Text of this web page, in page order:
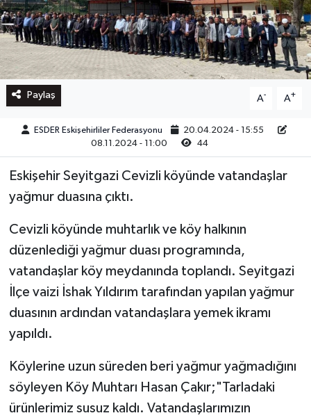
Paylaş A- A+
ESDER Eskişehirliler Federasyonu
20.04.2024 - 15:55
08.11.2024 - 11:00
44
Eskişehir Seyitgazi Cevizli köyünde vatandaşlar
yağmur duasına çıktı.
Cevizli köyünde muhtarlık ve köy halkının
düzenlediği yağmur duası programında,
vatandaşlar köy meydanında toplandı. Seyitgazi
İlçe vaizi İshak Yıldırım tarafından yapılan yağmur
duasının ardından vatandaşlara yemek ikramı
yapıldı.
Köylerine uzun süreden beri yağmur yağmadığını
söyleyen Köy Muhtarı Hasan Çakır;"Tarladaki
ürünlerimiz susuz kaldı. Vatandaşlarımızın